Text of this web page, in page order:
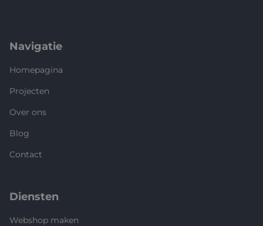
Navigatie
Homepagina
Projecten
Over ons
Blog
Contact
Diensten
Webshop maken